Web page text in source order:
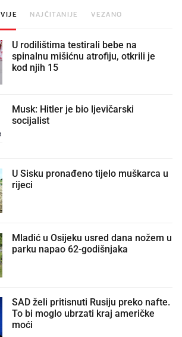
NAJČITANIJE VEZANO
U rodilištima testirali bebe na
spinalnu mišićnu atrofiju, otkrili je
kod njih 15
Musk: Hitler je bio ljevičarski
socijalist
U Sisku pronađeno tijelo muškarca u
rijeci
Mladić u Osijeku usred dana nožem u
parku napao 62-godišnjaka
SAD želi pritisnuti Rusiju preko nafte.
To bi moglo ubrzati kraj američke
moći